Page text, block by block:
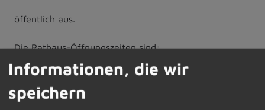
öffentlich aus.
Die Rathaus-Öffnungszeiten sind:
Montag: 8.00 Uhr bis 18.00 Uhr
Dienstag - Freitag: 8.00 Uhr bis 12.00 Uhr
Während dem o. a. Zeitraum besteht die Möglichkeit
Informationen, die wir
speichern